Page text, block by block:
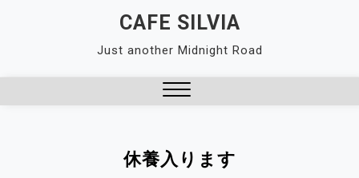
CAFE SILVIA
Just another Midnight Road
休養入ります